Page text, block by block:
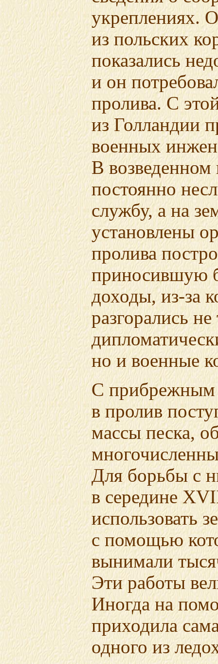
укреплениях.
из польских
показались
и он
пролива. С
из Голландии
военных
В
постоянно
службу, а на
установлены
пролива
приносившую
доходы,из-за
разгорались не
но и военные
С прибрежным
в пролив
массы песка,
Для борьбы с
в середине
использовать
с помощью
вынимали
Эти работы
Иногда на
приходила
одного из